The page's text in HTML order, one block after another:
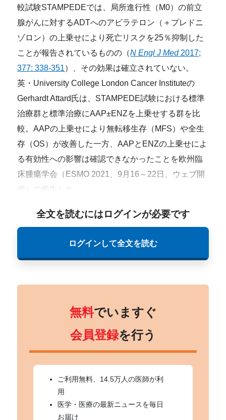
較試験STAMPEDEでは、局所進行性（M0）の前立
腺がんに対するADTへのアビラテロン（＋プレドニ
ゾロン）の上乗せにより死亡リスクを25％抑制した
ことが報告されているものの（N Engl J Med2017;
377: 338-351）、その効果は確立されていない。
英・University College London Cancer Instituteの
Gerhardt Attard氏は、STAMPEDE試験における標準
治療群と標準治療にAAP±ENZを上乗せする群を比
較。AAPの上乗せにより無転移生存（MFS）や全生
存（OS）が改善した一方、AAPとENZの上乗せによ
る有効性への影響は確認できなかったことを欧州臨
床腫瘍学会（ESMO 2021、9月16～22日、ウェブ開
催）で報告した。
全文を読むにはログインが必要です
ログインして全文を読む
無料でいますぐ
会員登録を行う
ご利用無料、14.5万人の医師が利
用
医学・医療の最新ニュースを毎日
お届け